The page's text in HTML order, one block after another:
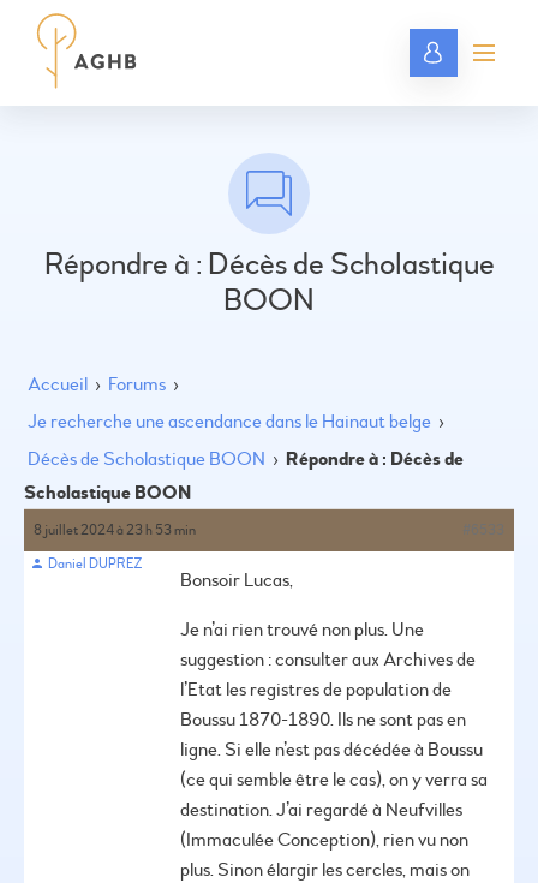
Répondre à : Décès de Scholastique
BOON
Accueil › Forums ›
Je recherche une ascendance dans le Hainaut belge ›
Décès de Scholastique BOON › Répondre à : Décès de
Scholastique BOON
8 juillet 2024 à 23 h 53 min
Daniel DUPREZ
Bonsoir Lucas,
Je n’ai rien trouvé non plus. Une
suggestion : consulter aux Archives de
l’Etat les registres de population de
Boussu 1870-1890. Ils ne sont pas en
ligne. Si elle n’est pas décédée à Boussu
(ce qui semble être le cas), on y verra sa
destination. J’ai regardé à Neufvilles
(Immaculée Conception), rien vu non
plus. Sinon élargir les cercles, mais on